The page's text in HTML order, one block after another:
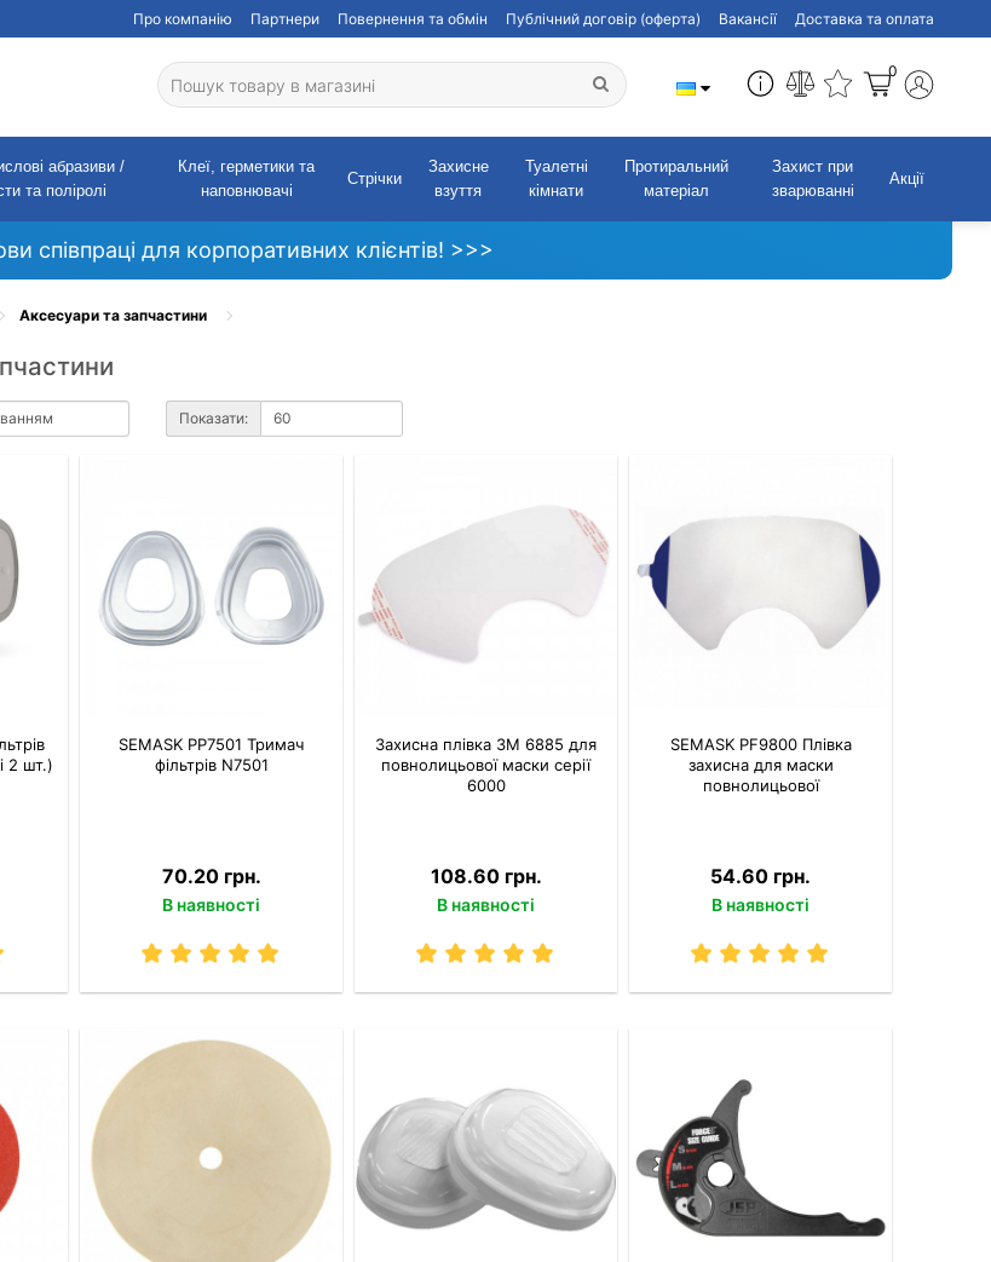
Про компанію Партнери Повернення та обмін Публічний договір (оферта) Вакансії Доставка та оплата
0
абразиви /
та поліролі
Клеї, герметики та
наповнювачі
Стрічки
Захисне
взуття
Туалетні
кімнати
Протиральний
матеріал
Захист при
зварюванні
Акції
співпраці для корпоративних клієнтів! >>>
Аксесуари та запчастини
Показати:
2 шт.)
SEMASK PP7501 Тримач
фільтрів N7501
70.20 грн.
В наявності
Захисна плівка 3M 6885 для
повнолицьової маски серії
6000
108.60 грн.
В наявності
SEMASK PF9800 Плівка
захисна для маски
повнолицьової
54.60 грн.
В наявності